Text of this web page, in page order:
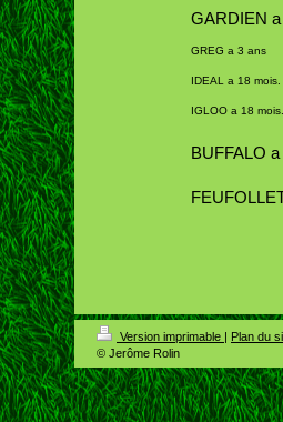
GARDIEN
GREG a 3 ans
IDEAL a 18 mois.
IGLOO a 18 mois.
BUFFALO
Version imprimable | Plan du
© Jerôme Rolin